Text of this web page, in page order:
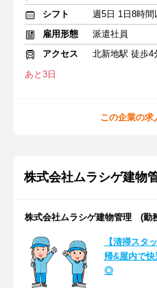
シフト
週5日 1日8時間
雇用形態
派遣社員
アクセス
北新地駅 徒歩4
あと3日
この企業の求
株式会社ムラシゲ建物
株式会社ムラシゲ建物管理 (勤
【清掃スタ
帰&屋内で
◎